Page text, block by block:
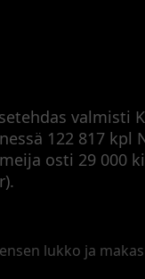
valmisti
122 817 kpl
osti 29 000
lukko ja